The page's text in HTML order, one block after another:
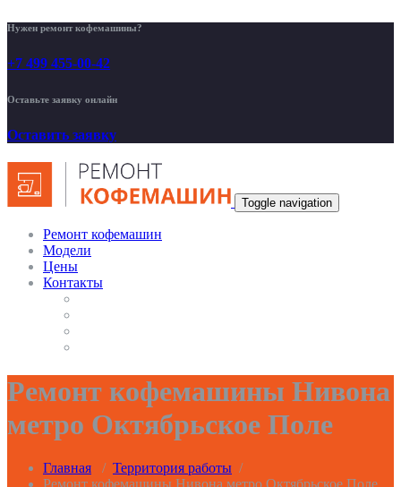
Нужен ремонт кофемашины?
+7 499 455-00-42
Оставьте заявку онлайн
Оставить заявку
Toggle navigation
Ремонт кофемашин
Модели
Цены
Контакты
Ремонт кофемашины Нивона
метро Октябрьское Поле
Главная / Территория работы /
Ремонт кофемашины Нивона метро Октябрьское Поле